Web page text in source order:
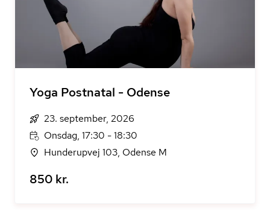
Yoga Postnatal - Odense
23. september, 2026
Onsdag, 17:30 - 18:30
Hunderupvej 103, Odense M
850 kr.